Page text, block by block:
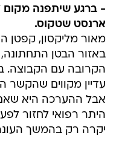
מאור מליקסון, קפטן
באזור הבטן
הקרובה עם הקבוצה.
עדיין מקווים שהקשר
אבל ההערכה היא שאם
היתר רפואי לחזור
יקרה רק בהמשך